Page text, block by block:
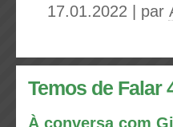
17.01.2022 | par
Temos de Falar
À conversa com